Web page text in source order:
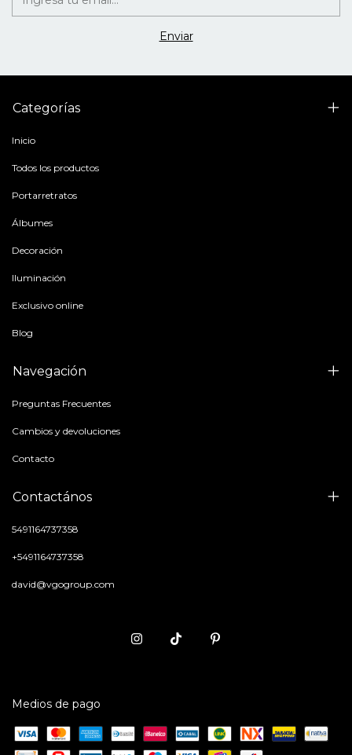
Categorías
Inicio
Todos los productos
Portarretratos
Álbumes
Decoración
Iluminación
Exclusivo online
Blog
Navegación
Preguntas Frecuentes
Cambios y devoluciones
Contacto
Contactános
5491164737358
+5491164737358
david@vgogroup.com
Medios de pago